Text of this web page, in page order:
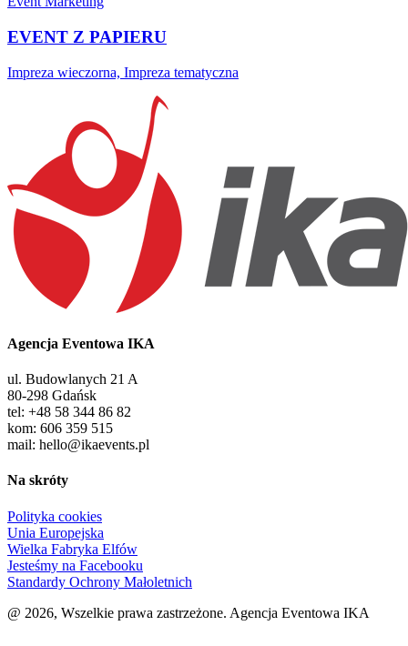
EVENT Z PAPIERU
Impreza wieczorna, Impreza tematyczna
Agencja Eventowa IKA
ul. Budowlanych 21 A
80-298 Gdańsk
tel: +48 58 344 86 82
kom: 606 359 515
mail: hello@ikaevents.pl
Na skróty
Polityka cookies
Unia Europejska
Wielka Fabryka Elfów
Jesteśmy na Facebooku
Standardy Ochrony Małoletnich
@ 2026, Wszelkie prawa zastrzeżone. Agencja Eventowa IKA